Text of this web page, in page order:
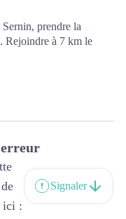
matin de 10h à
prendre la
Rejoindre à 7 km le
erreur
ici :
Signaler